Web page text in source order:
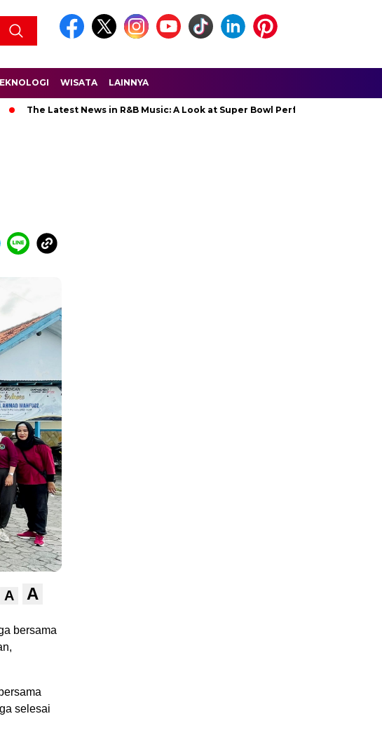
WISATA LAINNYA
The Latest News in R&B Music: A Look at Super Bowl Performances, New
A A
bersama
selesai